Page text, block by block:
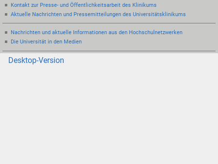
Kontakt zur Presse- und Öffentlichkeitsarbeit des Klinikums
Aktuelle Nachrichten und Pressemitteilungen des Universitätsklinikums
Nachrichten und aktuelle Informationen aus den Hochschulnetzwerken
Die Universität in den Medien
Desktop-Version